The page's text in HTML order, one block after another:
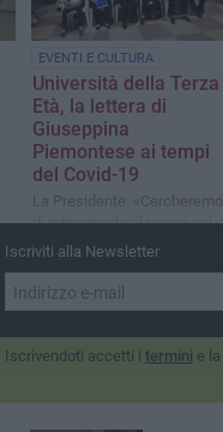
EVENTI E CULTURA
Università della Terza
Età, la lettera di
Giuseppina
Piemontese ai tempi
del Covid-19
La Presidente: «Cercheremo
di ridisegnarla al passo coi
tempi»
Iscriviti alla Newsletter
Iscrivendoti accetti i termini e la